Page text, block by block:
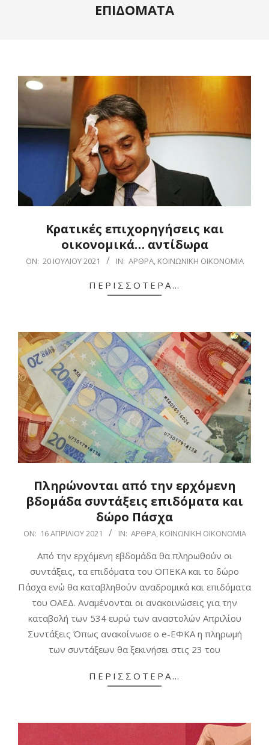
ΕΠΙΔΟΜΑΤΑ
Kρατικές επιχορηγήσεις και
οικονομικά… αντίδωρα
2021-
ON: 20 ΙΟΥΛΊΟΥ 2021 IN: ΆΡΘΡΑ, ΚΟΙΝΩΝΙΚΉ ΟΙΚΟΝΟΜΊΑ
ΠΕΡΙΣΣΌΤΕΡΑ…
Πληρώνονται από την ερχόμενη
βδομάδα συντάξεις επιδόματα και
δώρο Πάσχα
2021-
ON: 16 ΑΠΡΙΛΊΟΥ 2021 IN: ΆΡΘΡΑ, ΚΟΙΝΩΝΙΚΉ ΟΙΚΟΝΟΜΊΑ
Από την ερχόμενη εβδομάδα θα πληρωθούν οι
συντάξεις, τα επιδόματα του ΟΠΕΚΑ και το δώρο
Πάσχα ενώ θα καταβληθούν αναδρομικά και επιδόματα
του ΟΑΕΔ. Αναμένονται οι ανακοινώσεις για την
καταβολή των 534 ευρώ των αναστολών Απριλίου
Συντάξεις Όπως ανακοίνωσε ο e-ΕΦΚΑ η πληρωμή
των συντάξεων θα ξεκινήσει στις 23 του
ΠΕΡΙΣΣΌΤΕΡΑ…